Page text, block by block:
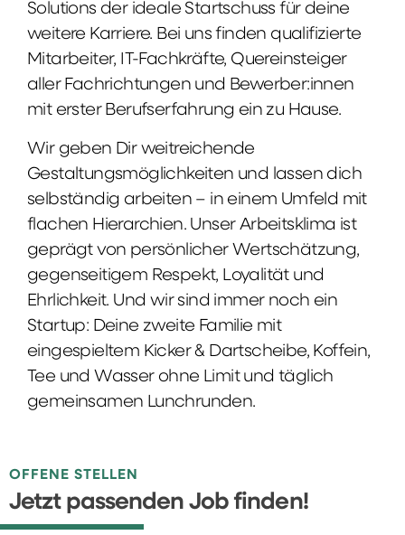
Solutions der ideale Startschuss für deine
weitere Karriere. Bei uns finden qualifizierte
Mitarbeiter, IT-Fachkräfte, Quereinsteiger
aller Fachrichtungen und Bewerber:innen
mit erster Berufserfahrung ein zu Hause.
Wir geben Dir weitreichende
Gestaltungsmöglichkeiten und lassen dich
selbständig arbeiten – in einem Umfeld mit
flachen Hierarchien. Unser Arbeitsklima ist
geprägt von persönlicher Wertschätzung,
gegenseitigem Respekt, Loyalität und
Ehrlichkeit. Und wir sind immer noch ein
Startup: Deine zweite Familie mit
eingespieltem Kicker & Dartscheibe, Koffein,
Tee und Wasser ohne Limit und täglich
gemeinsamen Lunchrunden.
OFFENE STELLEN
Jetzt passenden Job finden!